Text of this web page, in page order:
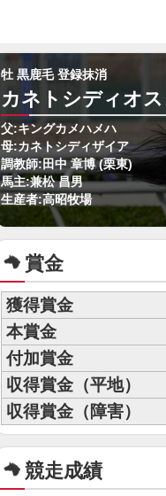
牡 黒鹿毛 登録抹消
カネトシディオス
父:キングカメハメハ
母:カネトシディザイア
調教師:田中 章博 (栗東)
馬主:兼松 昌男
生産者:高昭牧場
賞金
獲得賞金
本賞金
付加賞金
収得賞金（平地）
収得賞金（障害）
競走成績